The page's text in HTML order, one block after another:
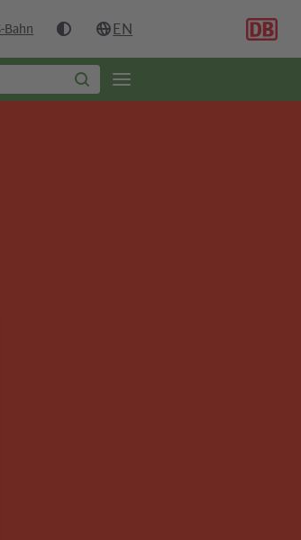
Bahn EN
Suche
starten
Öffne
Seitennavigation